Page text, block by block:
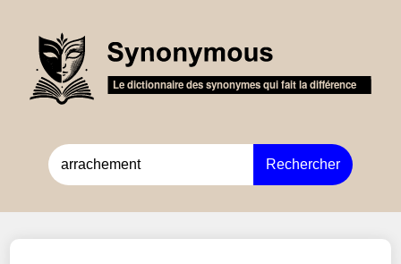
Rechercher